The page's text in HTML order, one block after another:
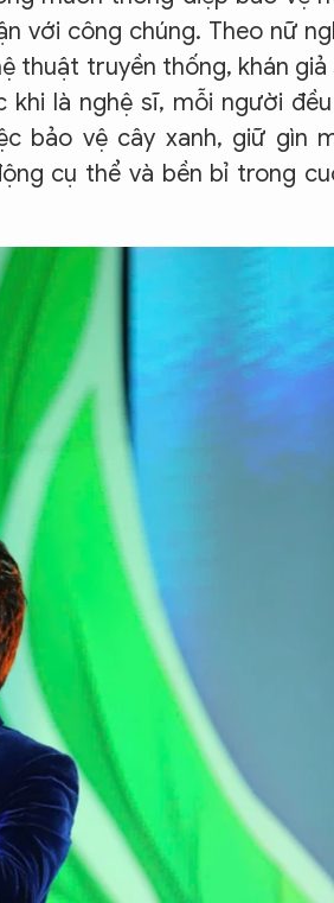
với công chúng. Theo nữ
thuật truyền thống, khán giả
là nghệ sĩ, mỗi người
bảo vệ cây xanh, giữ gìn
cụ thể và bền bỉ trong